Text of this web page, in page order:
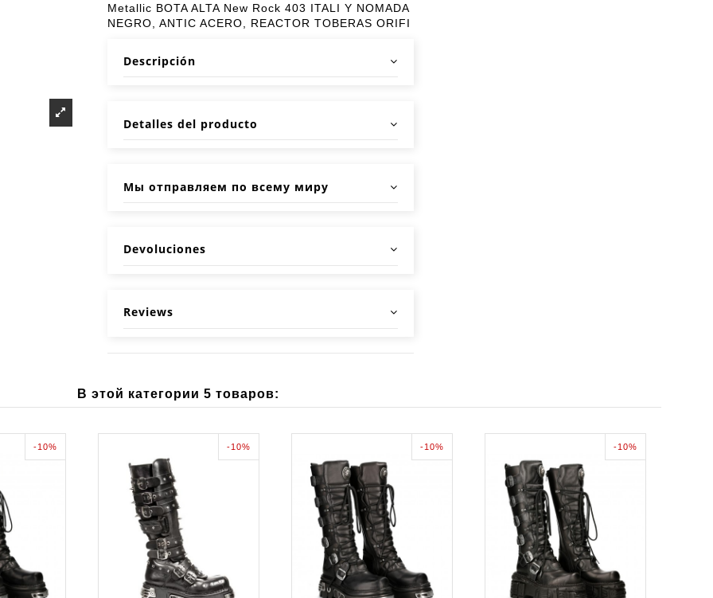
Metallic BOTA ALTA New Rock 403 ITALI Y NOMADA
NEGRO, ANTIC ACERO, REACTOR TOBERAS ORIFI
Descripción
Detalles del producto
Мы отправляем по всему миру
Devoluciones
Reviews
В этой категории 5 товаров:
-10% -10% -10% -10%